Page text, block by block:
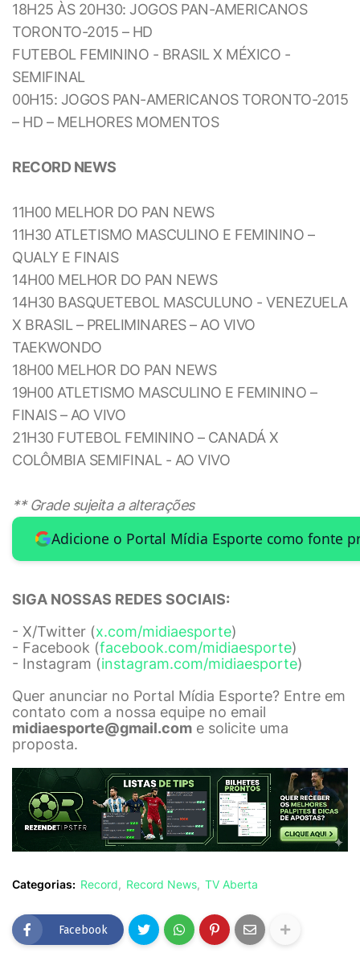
18H25 ÀS 20H30: JOGOS PAN-AMERICANOS
TORONTO-2015 – HD
FUTEBOL FEMININO - BRASIL X MÉXICO -
SEMIFINAL
00H15: JOGOS PAN-AMERICANOS TORONTO-2015
– HD – MELHORES MOMENTOS
RECORD NEWS
11H00 MELHOR DO PAN NEWS
11H30 ATLETISMO MASCULINO E FEMININO –
QUALY E FINAIS
14H00 MELHOR DO PAN NEWS
14H30 BASQUETEBOL MASCULUNO - VENEZUELA
X BRASIL – PRELIMINARES – AO VIVO
TAEKWONDO
18H00 MELHOR DO PAN NEWS
19H00 ATLETISMO MASCULINO E FEMININO –
FINAIS – AO VIVO
21H30 FUTEBOL FEMININO – CANADÁ X
COLÔMBIA SEMIFINAL - AO VIVO
** Grade sujeita a alterações
Adicione o Portal Mídia Esporte como fonte
SIGA NOSSAS REDES SOCIAIS:
- X/Twitter (x.com/midiaesporte)
- Facebook (facebook.com/midiaesporte)
- Instagram (instagram.com/midiaesporte)
Quer anunciar no Portal Mídia Esporte? Entre em
contato com a nossa equipe no email
midiaesporte@gmail.com e solicite uma
proposta.
Categorias: Record Record News TV Aberta
Facebook